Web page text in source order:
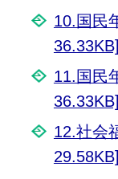
10.国民
36.33KB]
11.国民
36.33KB]
12.社会
29.58KB]